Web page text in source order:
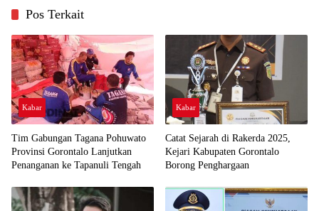
Pos Terkait
Kabar
Tim Gabungan Tagana Pohuwato
Provinsi Gorontalo Lanjutkan
Penanganan ke Tapanuli Tengah
Kabar
Catat Sejarah di Rakerda 2025,
Kejari Kabupaten Gorontalo
Borong Penghargaan